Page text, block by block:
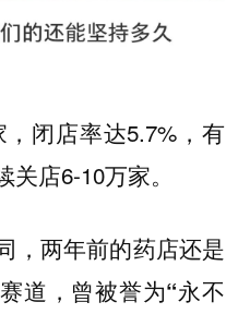
闭店率达5.7%，有
店6-10万家。
，两年前的药店还是
道，曾被誉为“永不